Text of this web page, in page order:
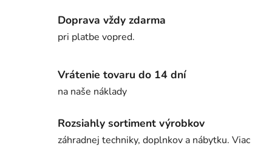
Doprava vždy zdarma
pri platbe vopred.
Vrátenie tovaru do 14 dní
na naše náklady
Rozsiahly sortiment výrobkov
záhradnej techniky, doplnkov a nábytku. Viac